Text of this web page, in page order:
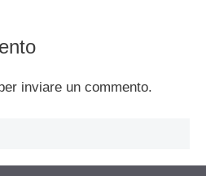
inviare un commento.